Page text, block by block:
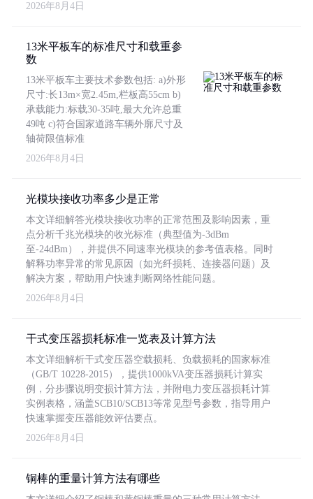
2026年8月4日
13米平板车的标准尺寸和载重参
数
13米平板车主要技术参数包括: a)外形
尺寸:长13m×宽2.45m,栏板高55cm b)
承载能力:标载30-35吨,最大允许总重
49吨 c)符合国家道路车辆外廓尺寸及
轴荷限值标准
2026年8月4日
光模块接收功率多少是正常
本文详细解答光模块接收功率的正常范围及影响因素，重
点分析千兆光模块的收光标准（典型值为-3dBm
至-24dBm），并提供不同速率光模块的参考值表格。同时
解释功率异常的常见原因（如光纤损耗、连接器问题）及
解决方案，帮助用户快速判断网络性能问题。
2026年8月4日
干式变压器损耗标准一览表及计算方法
本文详细解析干式变压器空载损耗、负载损耗的国家标准
（GB/T 10228-2015），提供1000kVA变压器损耗计算实
例，分步骤说明变损计算方法，并附电力变压器损耗计算
实例表格，涵盖SCB10/SCB13等常见型号参数，指导用户
快速掌握变压器能效评估要点。
2026年8月4日
铜棒的重量计算方法有哪些